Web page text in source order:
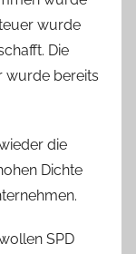
wurde
Die
wurde bereits
die
Dichte
SPD